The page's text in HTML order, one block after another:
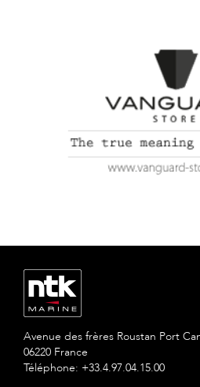
Avenue des frères Roustan Port
06220 France
Téléphone: +33.4.97.04.15.00